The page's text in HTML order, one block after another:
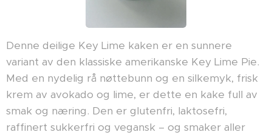
Denne deilige Key Lime kaken er en sunnere
variant av den klassiske amerikanske Key Lime Pie.
Med en nydelig rå nøttebunn og en silkemyk, frisk
krem av avokado og lime, er dette en kake full av
smak og næring. Den er glutenfri, laktosefri,
raffinert sukkerfri og vegansk – og smaker aller